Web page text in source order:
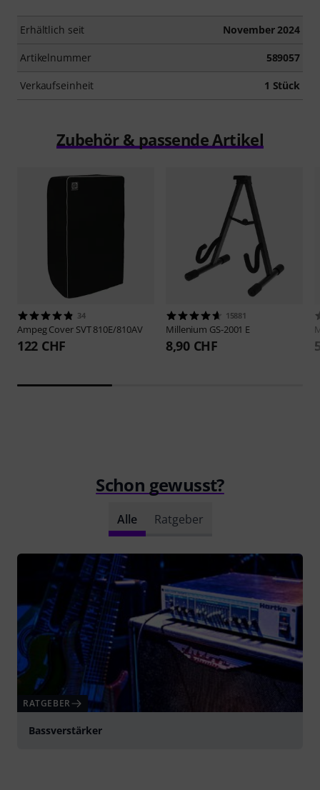
Erhältlich seit November 2024
Artikelnummer 589057
Verkaufseinheit 1 Stück
Zubehör & passende Artikel
34
AmpegCover SVT 810E/810AV
122 CHF
15881
Millenium GS-2001 E
8,90 CHF
Schon gewusst?
Alle Ratgeber
RATGEBER
Bassverstärker